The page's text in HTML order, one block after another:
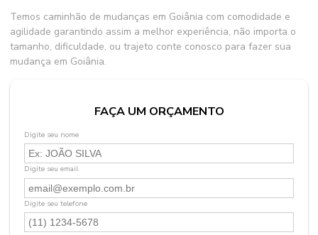
Temos caminhão de mudanças em Goiânia com comodidade e
agilidade garantindo assim a melhor experiência, não importa o
tamanho, dificuldade, ou trajeto conte conosco para fazer sua
mudança em Goiânia.
FAÇA UM ORÇAMENTO
Digite seu nome
Digite seu email
Digite seu telefone